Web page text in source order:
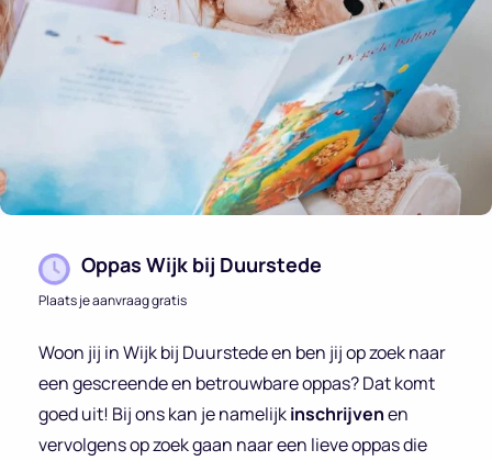
Oppas Wijk bij Duurstede
Plaats je aanvraag gratis
Woon jij in Wijk bij Duurstede en ben jij op zoek naar
een gescreende en betrouwbare oppas? Dat komt
goed uit! Bij ons kan je namelijkinschrijvenen
vervolgens op zoek gaan naar een lieve oppas die